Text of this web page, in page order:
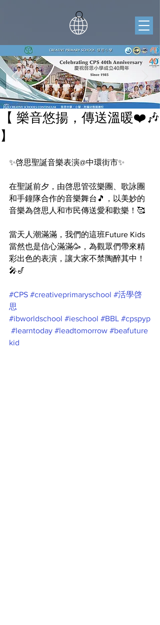
【 樂音悠揚，傳送溫暖❤️🎶
】
✨啓思聖誕音樂表演@中環街市✨
在聖誕前夕，由啓思管弦樂團、歌詠團
和手鐘隊合作的音樂舞台🎵，以美妙的
音樂為啓思人和巿民傳送愛和歡樂！🥰
當天人潮滿滿，我們的這班Future Kids
當然也是信心滿滿🥳，為觀眾們帶來精
彩出色的表演，讓大家不禁陶醉其中！
🎤🎷
#CPS #creativeprimaryschool #活學啓
思
#ibworldschool #ieschool #BBL #cpspyp
#learntoday #leadtomorrow #beafuture
kid